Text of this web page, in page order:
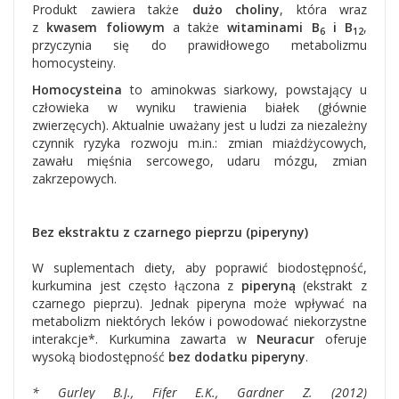
Produkt zawiera także dużo choliny, która wraz
z kwasem foliowym a takżewitaminami B6i B12,
przyczynia się do prawidłowego metabolizmu
homocysteiny.
Homocysteina to aminokwas siarkowy, powstający u
człowieka w wyniku trawienia białek (głównie
zwierzęcych). Aktualnie uważany jest u ludzi za niezależny
czynnik ryzyka rozwoju m.in.: zmian miażdżycowych,
zawału mięśnia sercowego, udaru mózgu, zmian
zakrzepowych.
Bez ekstraktu z czarnego pieprzu (piperyny)
W suplementach diety, aby poprawić biodostępność,
kurkumina jest często łączona z piperyną (ekstrakt z
czarnego pieprzu). Jednak piperyna może wpływać na
metabolizm niektórych leków i powodować niekorzystne
interakcje*. Kurkumina zawarta w Neuracur oferuje
wysoką biodostępność bez dodatku piperyny.
* Gurley B.J., Fifer E.K., Gardner Z. (2012)